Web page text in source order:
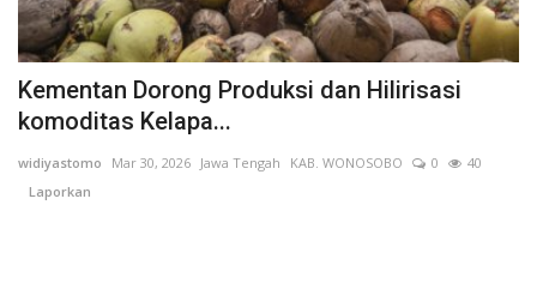
Kementan Dorong Produksi dan Hilirisasi
komoditas Kelapa...
widiyastomo Mar 30, 2026 Jawa Tengah KAB. WONOSOBO 0
40
Laporkan